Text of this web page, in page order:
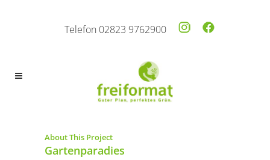
Telefon 02823 9762900
About This Project
Gartenparadies